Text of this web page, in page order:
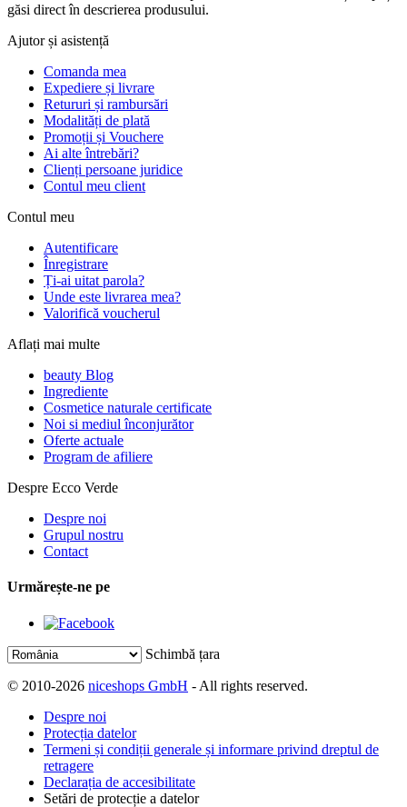
găsi direct în descrierea produsului.
Ajutor și asistență
Comanda mea
Expediere și livrare
Retururi și rambursări
Modalități de plată
Promoții și Vouchere
Ai alte întrebări?
Clienți persoane juridice
Contul meu client
Contul meu
Autentificare
Înregistrare
Ți-ai uitat parola?
Unde este livrarea mea?
Valorifică voucherul
Aflați mai multe
beauty Blog
Ingrediente
Cosmetice naturale certificate
Noi si mediul înconjurător
Oferte actuale
Program de afiliere
Despre Ecco Verde
Despre noi
Grupul nostru
Contact
Urmărește-ne pe
Schimbă țara
© 2010-2026 niceshops GmbH - All rights reserved.
Despre noi
Protecția datelor
Termeni și condiții generale și informare privind dreptul de
retragere
Declarația de accesibilitate
Setări de protecție a datelor